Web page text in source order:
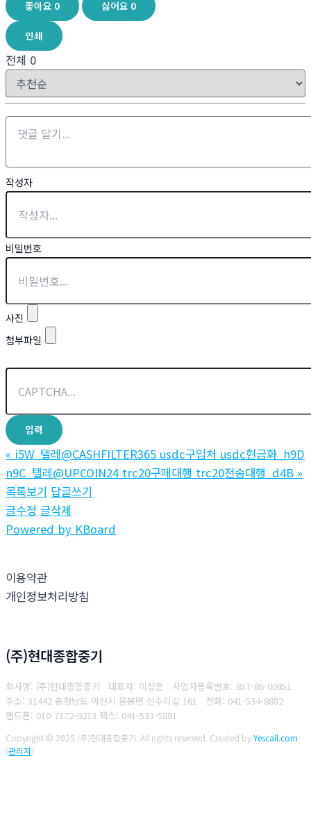
좋아요 0 싫어요 0
인쇄
전체 0
작성자
비밀번호
사진
첨부파일
« i5W_텔레@CASHFILTER365 usdc구입처 usdc현금화_h9D
n9C_텔레@UPCOIN24 trc20구매대행 trc20전송대행_d4B »
목록보기 답글쓰기
글수정 글삭제
Powered by KBoard
이용약관
개인정보처리방침
(주)현대종합중기
회사명: (주)현대종합중기 대표자: 이상은 사업자등록번호: 857-86-00851
주소: 31442 충청남도 아산시 음봉면 신수리길 161 전화: 041-534-8882
핸드폰: 010-7172-0213 팩스: 041-533-5881
Copyright © 2025 (주)현대종합중기. All rights reserved. Created byYescall.com
[관리자]